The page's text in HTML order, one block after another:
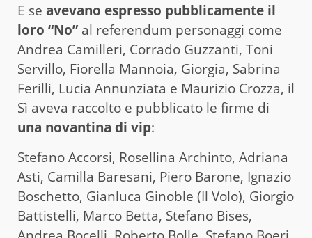
E se avevano espresso pubblicamente il
loro “No” al referendum personaggi come
Andrea Camilleri, Corrado Guzzanti, Toni
Servillo, Fiorella Mannoia, Giorgia, Sabrina
Ferilli, Lucia Annunziata e Maurizio Crozza, il
Sì aveva raccolto e pubblicato le firme di
una novantina di vip:
Stefano Accorsi, Rosellina Archinto, Adriana
Asti, Camilla Baresani, Piero Barone, Ignazio
Boschetto, Gianluca Ginoble (Il Volo), Giorgio
Battistelli, Marco Betta, Stefano Bises,